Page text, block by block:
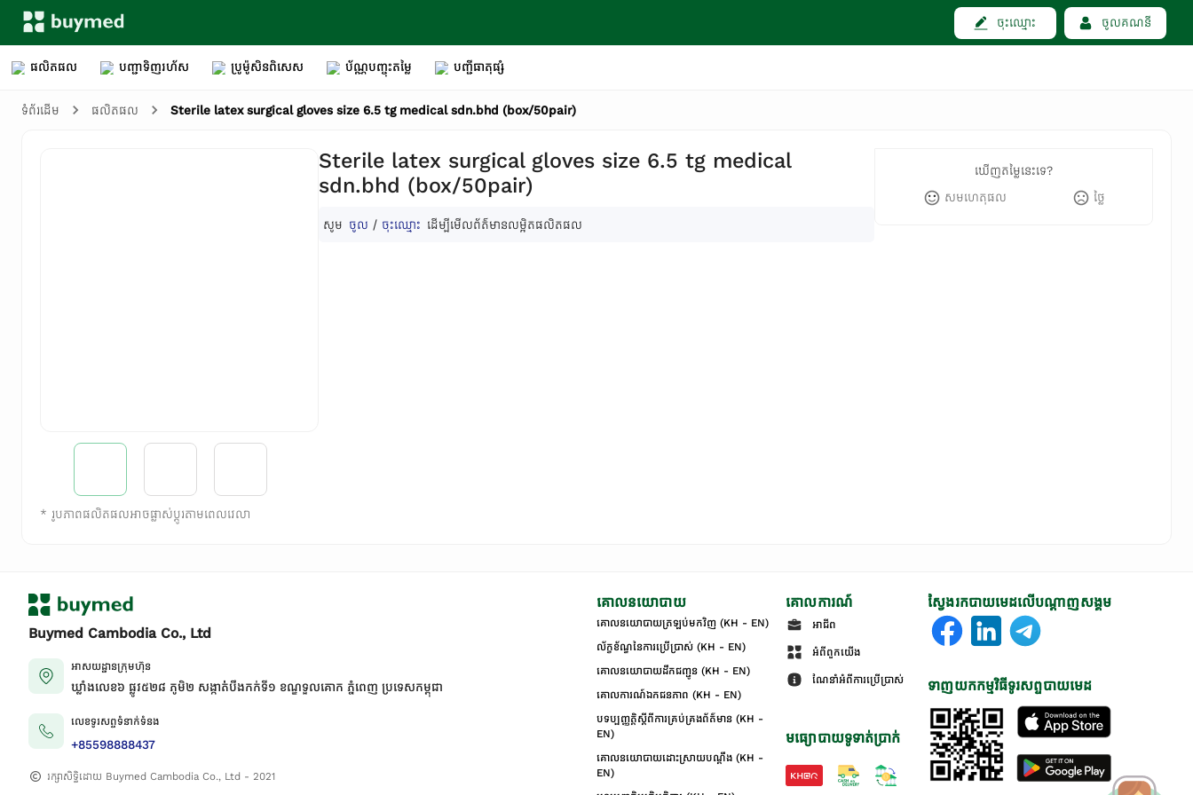
ចុះឈ្មោះ ចូលគណនី
ផលិតផល បញ្ជាទិញរហ័ស ប្រូម៉ូសិនពិសេស ប័ណ្ណបញ្ចុះតម្លៃ បញ្ជីធាតុផ្សំ
ទំព័រដើម ផលិតផល Sterile latex surgical gloves size 6.5 tg medical sdn.bhd (box/50pair)
* រូបភាពផលិតផលអាចផ្លាស់ប្តូរតាមពេលវេលា
Sterile latex surgical gloves size 6.5 tg medical
sdn.bhd (box/50pair)
សូម ចូល / ចុះឈ្មោះ ដើម្បីមើលព័ត៌មានលម្អិតផលិតផល
ឃើញតម្លៃនេះទេ?
សមហេតុផល
ថ្លៃ
Buymed Cambodia Co., Ltd
អាសយដ្ឋានក្រុមហ៊ុន
ឃ្លាំងលេខ៦ ផ្លូវ៥២៨ ភូមិ២ សង្កាត់់បឹងកក់ទី១ ខណ្ឌទួលគោក ភ្នំពេញ ប្រទេសកម្ពុជា
លេខទូរសព្ទទំនាក់ទំនង
+85598888437
រក្សាសិទ្ធិដោយ Buymed Cambodia Co., Ltd - 2021
គោលនយោបាយ
គោលនយោបាយត្រឡប់មកវិញ (KH - EN)
ល័ក្ខខ័ណ្ឌនៃការប្រើប្រាស់ (KH - EN)
គោលនយោបាយដឹកជញ្ជូន (KH - EN)
គោលការណ៍ឯកជនភាព (KH - EN)
បទប្បញ្ញត្តិស្តីពីការគ្រប់គ្រងព័ត៌មាន (KH -
EN)
គោលនយោបាយដោះស្រាយបណ្ដឹង (KH -
EN)
គោលការណ៍
អាជីព
អំពីពួកយើង
ណែនាំអំពីការប្រើប្រាស់
មធ្យោបាយទូទាត់ប្រាក់
ស្វែងរកបាយមេដលើបណ្តាញសង្គម
ទាញយកកម្មវិធីទូរសព្ទបាយមេដ